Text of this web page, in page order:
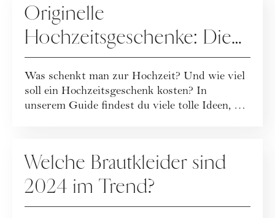
Originelle
Hochzeitsgeschenke: Die
besten Ideen
Was schenkt man zur Hochzeit? Und wie viel
soll ein Hochzeitsgeschenk kosten? In
unserem Guide findest du viele tolle Ideen, wie
Welche Brautkleider sind
2024 im Trend?